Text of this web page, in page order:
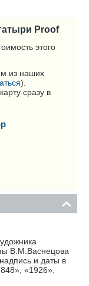
Proof
этого
из наших
).
сразу в
В.М.Васнецова
и даты в
«1926».